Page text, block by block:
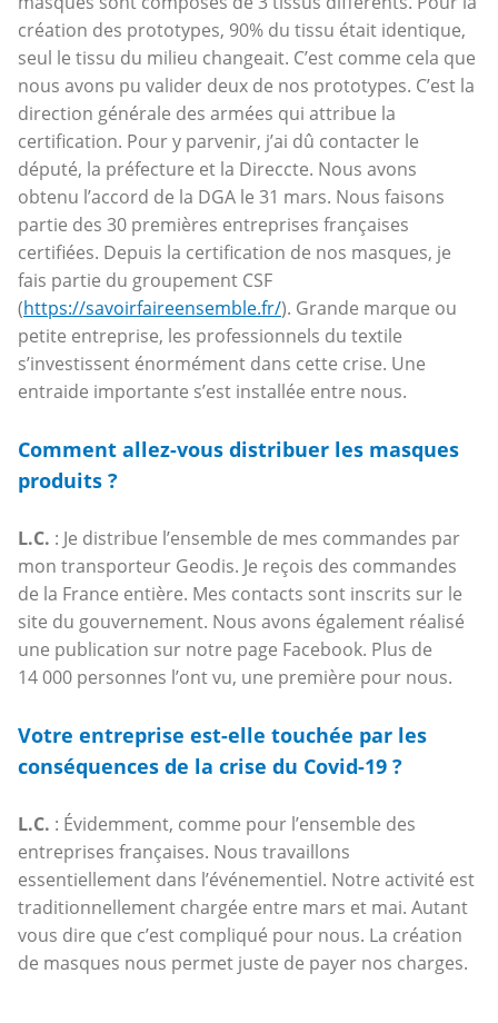
création des prototypes, 90% du tissu était identique,
seul le tissu du milieu changeait. C’est comme cela que
nous avons pu valider deux de nos prototypes. C’est la
direction générale des armées qui attribue la
certification. Pour y parvenir, j’ai dû contacter le
député, la préfecture et la Direccte. Nous avons
obtenu l’accord de la DGA le 31 mars. Nous faisons
partie des 30 premières entreprises françaises
certifiées. Depuis la certification de nos masques, je
fais partie du groupement CSF
(https://savoirfaireensemble.fr/). Grande marque ou
petite entreprise, les professionnels du textile
s’investissent énormément dans cette crise. Une
entraide importante s’est installée entre nous.
Comment allez-vous distribuer les masques
produits ?
L.C. : Je distribue l’ensemble de mes commandes par
mon transporteur Geodis. Je reçois des commandes
de la France entière. Mes contacts sont inscrits sur le
site du gouvernement. Nous avons également réalisé
une publication sur notre page Facebook. Plus de
14 000 personnes l’ont vu, une première pour nous.
Votre entreprise est-elle touchée par les
conséquences de la crise du Covid-19 ?
L.C. : Évidemment, comme pour l’ensemble des
entreprises françaises. Nous travaillons
essentiellement dans l’événementiel. Notre activité est
traditionnellement chargée entre mars et mai. Autant
vous dire que c’est compliqué pour nous. La création
de masques nous permet juste de payer nos charges.